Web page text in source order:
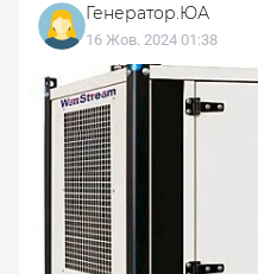
Генератор.ЮА
16 Жов. 2024 01:38